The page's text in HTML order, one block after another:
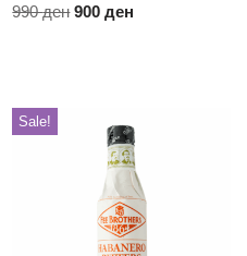
990ден 900ден
Sale!